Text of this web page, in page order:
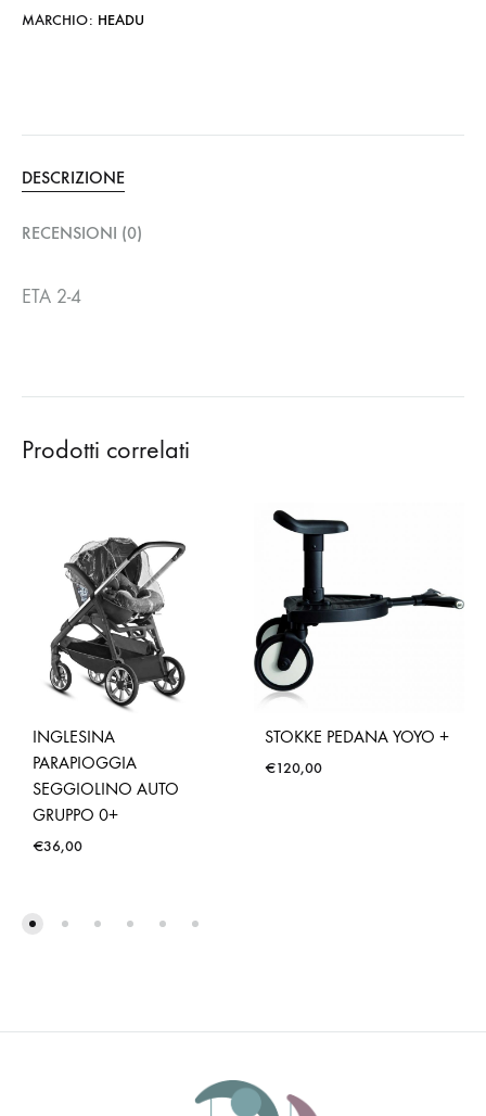
MARCHIO: HEADU
DESCRIZIONE
RECENSIONI (0)
ETA 2-4
Prodotti correlati
INGLESINA
PARAPIOGGIA
SEGGIOLINO AUTO
GRUPPO 0+
€36,00
STOKKE PEDANA YOYO +
€120,00